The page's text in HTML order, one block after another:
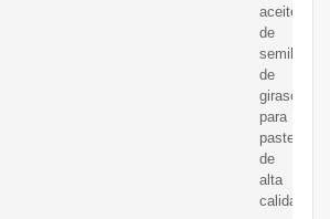
aceite
de
semilla
de
girasol
para
pasteles
de
alta
calidad